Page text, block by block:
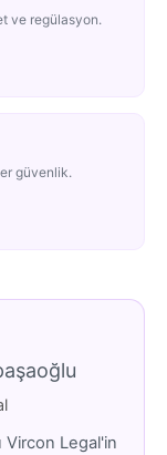
ve regülasyon.
güvenlik.
Legal'in